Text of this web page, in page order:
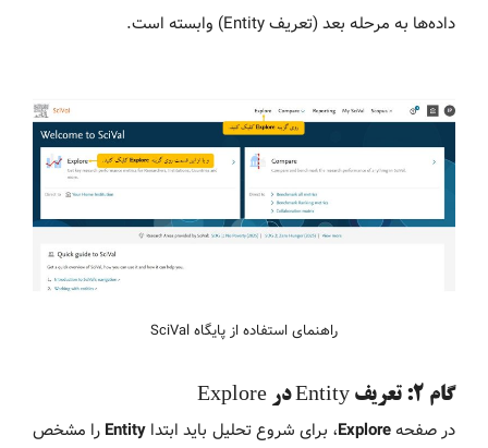
داده‌ها به مرحله بعد (تعریف Entity) وابسته است.
راهنمای استفاده از پایگاه SciVal
گام 2: تعریف Entity در Explore
در صفحهExplore، برای شروع تحلیل باید ابتدا Entity را مشخص